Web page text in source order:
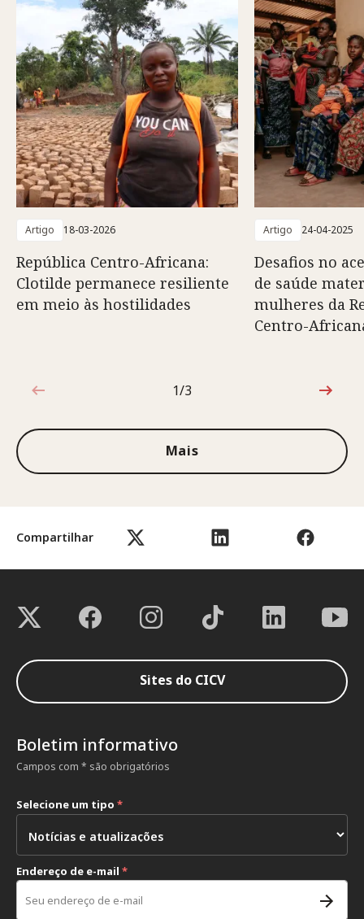
Compartilhar
Artigo 18-03-2026
República Centro-Africana:
Clotilde permanece resiliente
em meio às hostilidades
Artigo 24-04-2025
Desafios no
de saúde
mulheres da
Centro-
1 de 3
1/3
Mais
Sites do CICV
Boletim informativo
Campos com * são obrigatórios
Selecione um tipo *
Endereço de e-mail *